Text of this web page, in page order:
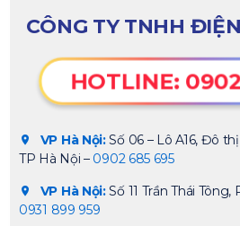
CÔNG TY TNHH
HOTLINE:
VP Hà Nội:Số 06 – Lô A16, Đô
TP Hà Nội – 0902 685 695
VP Hà Nội:Số 11 Trần Thái Tông,
0931 899 959